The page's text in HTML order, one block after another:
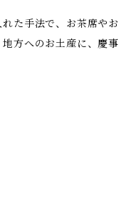
た手法で、お茶席やお
方へのお土産に、慶事